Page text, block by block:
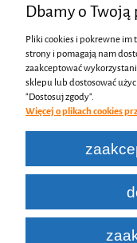
Koszty dostawy
Przesyłka kurierska - przedpłata
| ul.
Dbamy o Twoją
Pliki cookies i pokrewne
strony i pomagają nam
zaakceptować
sklepu lub dostosować
"Dostosuj zgody".
Więcej o plikach cookies